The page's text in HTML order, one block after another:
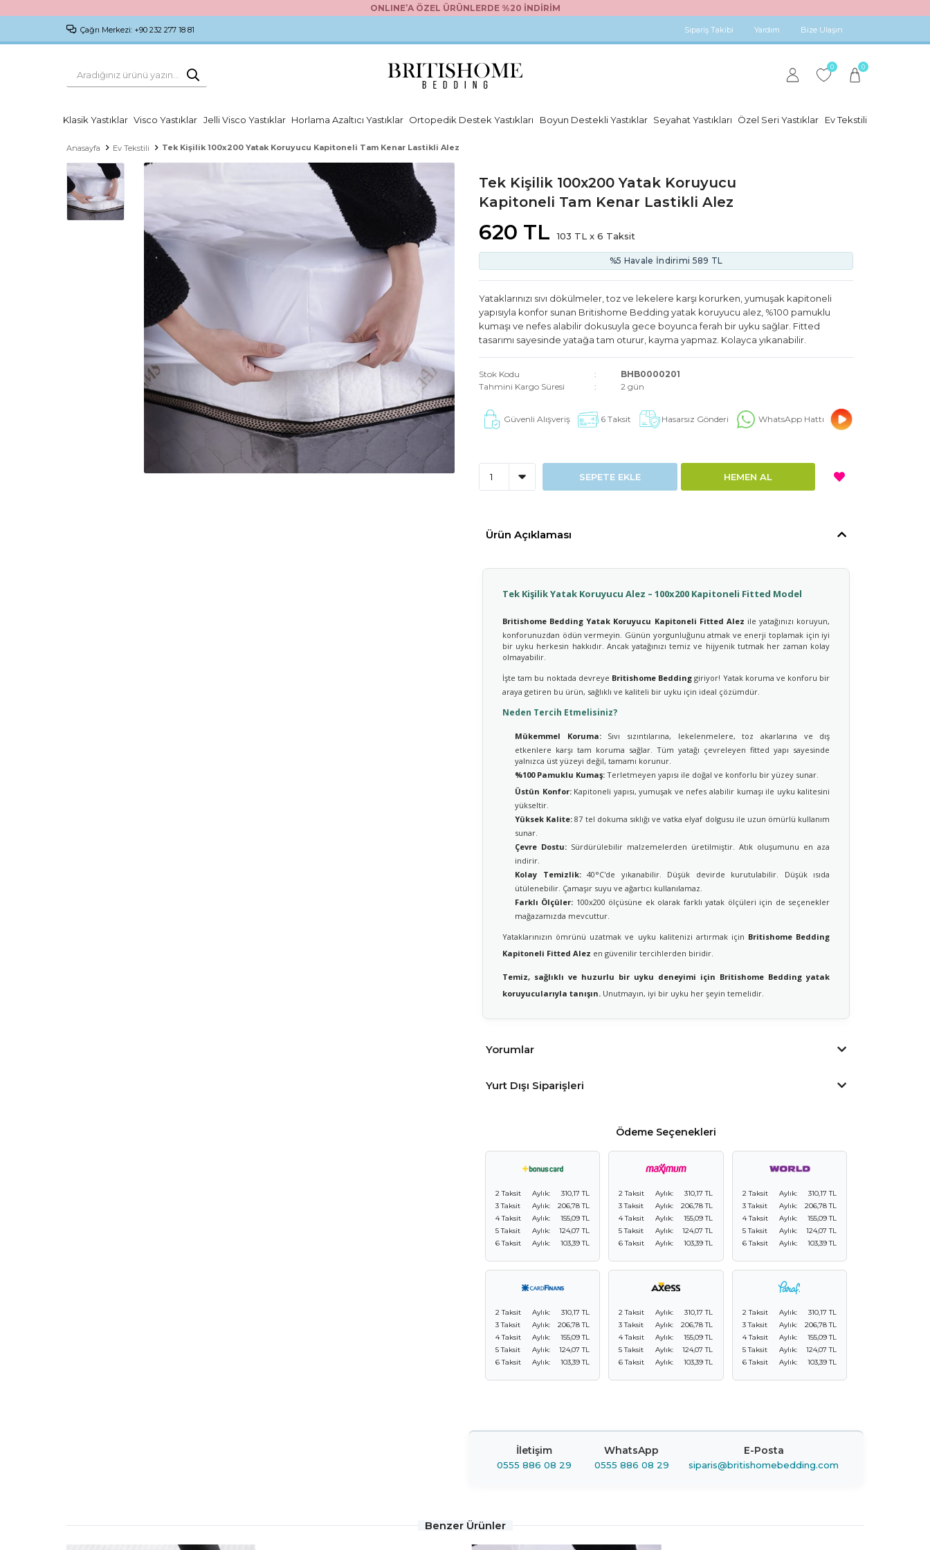
ONLINE’A ÖZEL ÜRÜNLERDE %20 İNDİRİM
Çağrı Merkezi: +90 232 277 18 81 Sipariş Takibi Yardım Bize Ulaşın
0 0
Klasik Yastıklar Visco Yastıklar Jelli Visco Yastıklar Horlama Azaltıcı Yastıklar Ortopedik Destek Yastıkları Boyun Destekli Yastıklar Seyahat Yastıkları Özel Seri Yastıklar Ev Tekstili
Anasayfa Ev Tekstili Tek Kişilik 100x200 Yatak Koruyucu Kapitoneli Tam Kenar Lastikli Alez
Tek Kişilik 100x200 Yatak Koruyucu
Kapitoneli Tam Kenar Lastikli Alez
620 TL 103 TL x 6 Taksit
%5 Havale İndirimi 589 TL
Yataklarınızı sıvı dökülmeler, toz ve lekelere karşı korurken, yumuşak kapitoneli
yapısıyla konfor sunan Britishome Bedding yatak koruyucu alez, %100 pamuklu
kumaşı ve nefes alabilir dokusuyla gece boyunca ferah bir uyku sağlar. Fitted
tasarımı sayesinde yatağa tam oturur, kayma yapmaz. Kolayca yıkanabilir.
Stok Kodu
BHB0000201
Tahmini Kargo Süresi
2 gün
Güvenli Alışveriş 6 Taksit Hasarsız Gönderi WhatsApp Hattı
SEPETE EKLE HEMEN AL
Ürün Açıklaması
Tek Kişilik Yatak Koruyucu Alez – 100x200 Kapitoneli Fitted Model
Britishome Bedding Yatak Koruyucu Kapitoneli Fitted Alez ile yatağınızı koruyun,
konforunuzdan ödün vermeyin. Günün yorgunluğunu atmak ve enerji toplamak için iyi
bir uyku herkesin hakkıdır. Ancak yatağınızı temiz ve hijyenik tutmak her zaman kolay
olmayabilir.
İşte tam bu noktada devreye Britishome Bedding giriyor! Yatak koruma ve konforu bir
araya getiren bu ürün, sağlıklı ve kaliteli bir uyku için ideal çözümdür.
Neden Tercih Etmelisiniz?
Mükemmel Koruma:Sıvı sızıntılarına, lekelenmelere, toz akarlarına ve dış
etkenlere karşı tam koruma sağlar. Tüm yatağı çevreleyen fitted yapı sayesinde
yalnızca üst yüzeyi değil, tamamı korunur.
%100 Pamuklu Kumaş: Terletmeyen yapısı ile doğal ve konforlu bir yüzey sunar.
Üstün Konfor:Kapitoneli yapısı, yumuşak ve nefes alabilir kumaşı ile uyku kalitesini
yükseltir.
Yüksek Kalite: 87 tel dokuma sıklığı ve vatka elyaf dolgusu ile uzun ömürlü kullanım
sunar.
Çevre Dostu: Sürdürülebilir malzemelerden üretilmiştir. Atık oluşumunu en aza
indirir.
Kolay Temizlik:40°C'de yıkanabilir. Düşük devirde kurutulabilir. Düşük ısıda
ütülenebilir. Çamaşır suyu ve ağartıcı kullanılamaz.
Farklı Ölçüler: 100x200 ölçüsüne ek olarak farklı yatak ölçüleri için de seçenekler
mağazamızda mevcuttur.
Yataklarınızın ömrünü uzatmak ve uyku kalitenizi artırmak için Britishome Bedding
Kapitoneli Fitted Alez en güvenilir tercihlerden biridir.
Temiz, sağlıklı ve huzurlu bir uyku deneyimi için Britishome Bedding yatak
koruyucularıyla tanışın. Unutmayın, iyi bir uyku her şeyin temelidir.
Yorumlar
Yurt Dışı Siparişleri
Ödeme Seçenekleri
2 Taksit Aylık:
310,17 TL
3 Taksit
Aylık:
206,78 TL
4 Taksit
Aylık:
155,09 TL
5 Taksit
Aylık:
124,07 TL
6 Taksit
Aylık: 103,39 TL
2 Taksit Aylık:
310,17 TL
3 Taksit
Aylık:
206,78 TL
4 Taksit
Aylık:
155,09 TL
5 Taksit
Aylık:
124,07 TL
6 Taksit
Aylık: 103,39 TL
2 Taksit Aylık:
310,17 TL
3 Taksit
Aylık:
206,78 TL
4 Taksit
Aylık:
155,09 TL
5 Taksit
Aylık:
124,07 TL
6 Taksit
Aylık: 103,39 TL
2 Taksit Aylık:
310,17 TL
3 Taksit
Aylık:
206,78 TL
4 Taksit
Aylık:
155,09 TL
5 Taksit
Aylık:
124,07 TL
6 Taksit
Aylık: 103,39 TL
2 Taksit Aylık:
310,17 TL
3 Taksit
Aylık:
206,78 TL
4 Taksit
Aylık:
155,09 TL
5 Taksit
Aylık:
124,07 TL
6 Taksit
Aylık: 103,39 TL
2 Taksit Aylık:
310,17 TL
3 Taksit
Aylık:
206,78 TL
4 Taksit
Aylık:
155,09 TL
5 Taksit
Aylık:
124,07 TL
6 Taksit
Aylık: 103,39 TL
İletişim
0555 886 08 29
WhatsApp
0555 886 08 29
E-Posta
siparis@britishomebedding.com
Benzer Ürünler